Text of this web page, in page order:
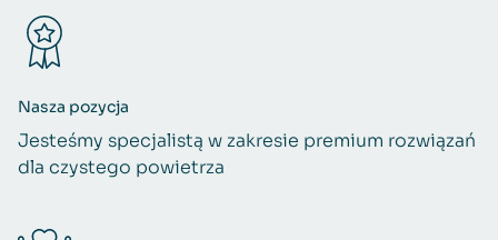
Nasza pozycja
Jesteśmy specjalistą w zakresie premium rozwiązań
dla czystego powietrza